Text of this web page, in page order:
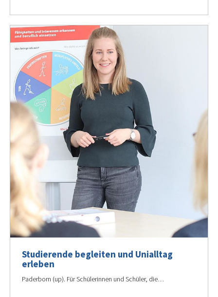
Studierende begleiten und Unialltag
erleben
Paderborn (up). Für Schülerinnen und Schüler, die…